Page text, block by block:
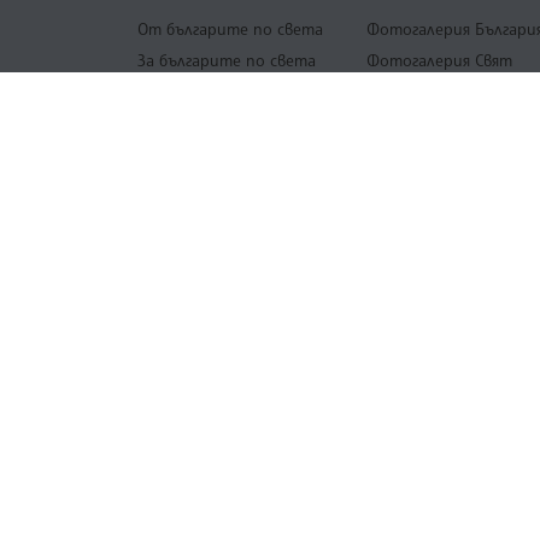
От българите по света
За българите по света
Фотогалерия
Фотогалерия Свят